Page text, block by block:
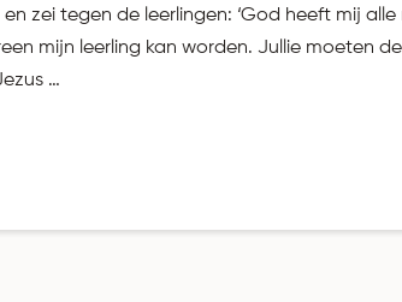
zei tegen de leerlingen: ‘God heeft mij
mijn leerling kan worden. Jullie moeten
…